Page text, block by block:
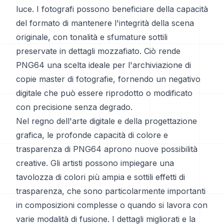
luce. I fotografi possono beneficiare della capacità
del formato di mantenere l'integrità della scena
originale, con tonalità e sfumature sottili
preservate in dettagli mozzafiato. Ciò rende
PNG64 una scelta ideale per l'archiviazione di
copie master di fotografie, fornendo un negativo
digitale che può essere riprodotto o modificato
con precisione senza degrado.
Nel regno dell'arte digitale e della progettazione
grafica, le profonde capacità di colore e
trasparenza di PNG64 aprono nuove possibilità
creative. Gli artisti possono impiegare una
tavolozza di colori più ampia e sottili effetti di
trasparenza, che sono particolarmente importanti
in composizioni complesse o quando si lavora con
varie modalità di fusione. I dettagli migliorati e la